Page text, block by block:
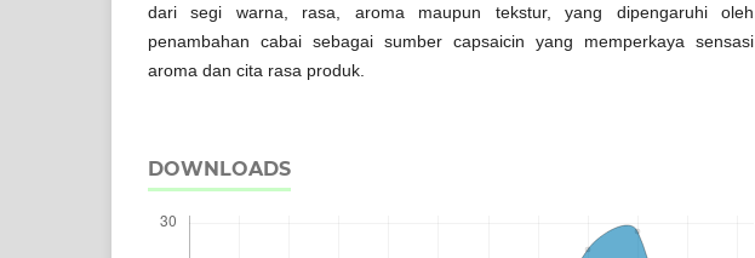
dari segi warna, rasa, aroma maupun tekstur, yang dipengaruhi oleh
penambahan cabai sebagai sumber capsaicin yang memperkaya sensasi
aroma dan cita rasa produk.
DOWNLOADS